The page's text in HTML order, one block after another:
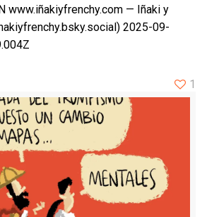
www.iñakiyfrenchy.com — Iñaki y
2025-09-
1